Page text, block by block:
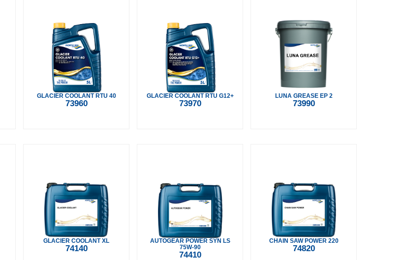
GLACIER COOLANT RTU 40
73960
GLACIER COOLANT RTU G12+
73970
LUNA GREASE EP 2
73990
GLACIER COOLANT XL
74140
AUTOGEAR POWER SYN LS
75W-90
74410
CHAIN SAW POWER 220
74820